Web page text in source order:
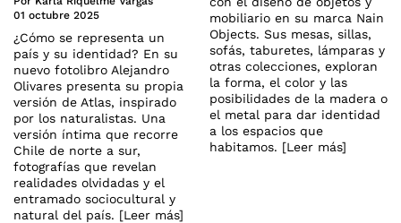
01 octubre 2025
¿Cómo se representa un
país y su identidad? En su
nuevo fotolibro Alejandro
Olivares presenta su propia
versión de Atlas, inspirado
por los naturalistas. Una
versión íntima que recorre
Chile de norte a sur,
fotografías que revelan
realidades olvidadas y el
entramado sociocultural y
natural del país. [Leer más]
mobiliario en su marca Nain
Objects. Sus mesas, sillas,
sofás, taburetes, lámparas y
otras colecciones, exploran
la forma, el color y las
posibilidades de la madera o
el metal para dar identidad
a los espacios que
habitamos. [Leer más]